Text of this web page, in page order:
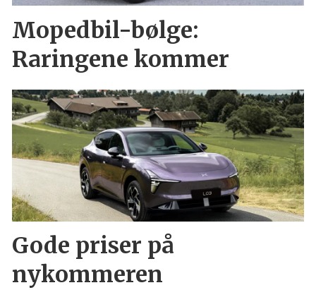
Mopedbil-bølge:
Raringene kommer
Gode priser på
nykommeren